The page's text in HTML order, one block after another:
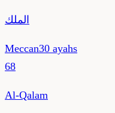
الملك
Meccan30 ayahs
68
Al-Qalam